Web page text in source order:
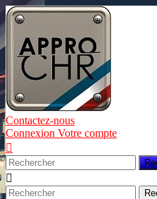
Contactez-nous
Connexion Votre compte

